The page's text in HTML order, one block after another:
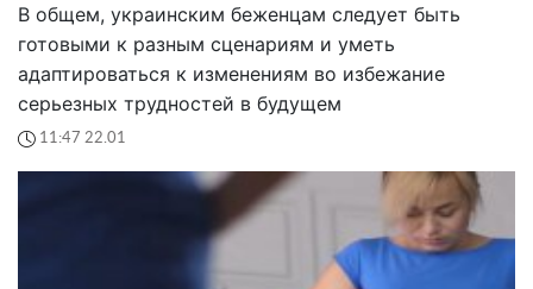
В общем, украинским беженцам следует быть
готовыми к разным сценариям и уметь
адаптироваться к изменениям во избежание
серьезных трудностей в будущем
11:47 22.01